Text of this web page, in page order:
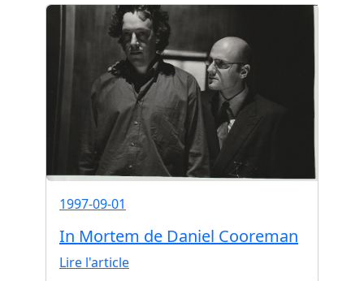
1997-09-01
In Mortem de Daniel Cooreman
Lire l'article